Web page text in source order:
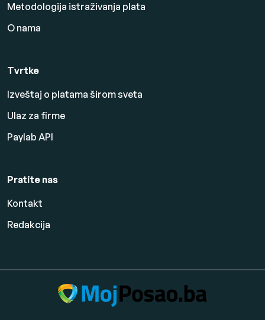
Metodologija istraživanja plata
O nama
Tvrtke
Izveštaj o platama širom sveta
Ulaz za firme
Paylab API
Pratite nas
Kontakt
Redakcija